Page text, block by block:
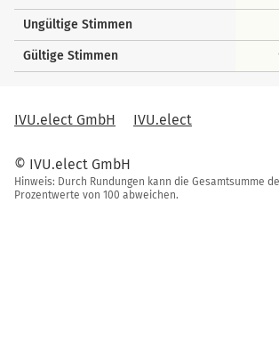
Ungültige Stimmen
Gültige Stimmen
IVU.elect GmbH IVU.elect
© IVU.elect GmbH
Hinweis: Durch Rundungen kann die Gesamtsumme
Prozentwerte von 100 abweichen.